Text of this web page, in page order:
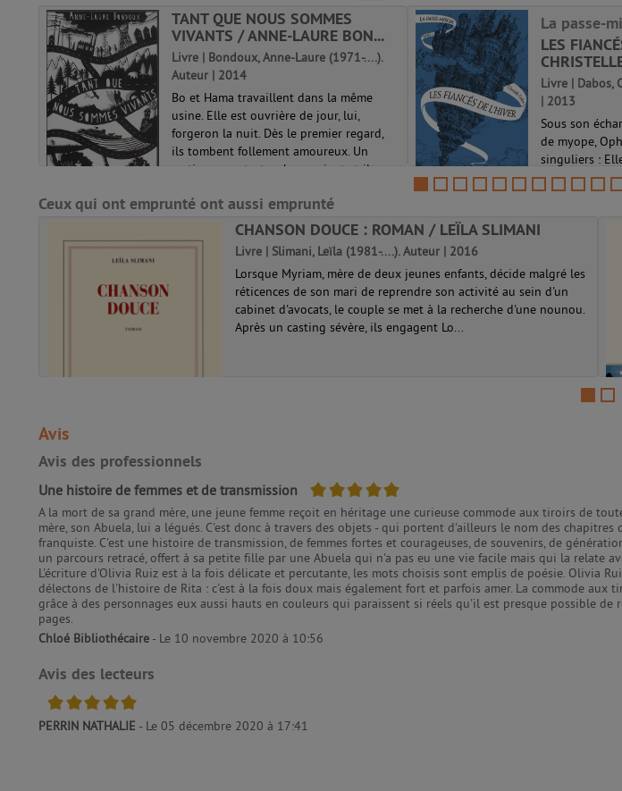
TANT QUE NOUS SOMMES
VIVANTS / ANNE-LAURE BON...
Livre | Bondoux, Anne-Laure (1971-....).
Auteur | 2014
Bo et Hama travaillent dans la même
usine. Elle est ouvrière de jour, lui,
forgeron la nuit. Dès le premier regard,
ils tombent follement amoureux. Un
matin, une catastrophe survient et ils
Commence...
La passe-
LES
Livre | Dabos,
| 2013
Sous son
de myope,
singuliers :
objets et
paisiblement
Ceux qui ont emprunté ont aussi emprunté
CHANSON DOUCE : ROMAN / LEÏLA SLIMANI
Livre | Slimani, Leïla (1981-....). Auteur | 2016
Lorsque Myriam, mère de deux jeunes enfants, décide malgré les
réticences de son mari de reprendre son activité au sein d'un
cabinet d'avocats, le couple se met à la recherche d'une nounou.
Après un casting sévère, ils engagent Lo...
Avis
Avis des professionnels
Une histoire de femmes et de transmission 5/5
A la mort de sa grand mère, une jeune femme reçoit en héritage une curieuse commode aux tiroirs de
mère, son Abuela, lui a légués. C'est donc à travers des objets - qui portent d'ailleurs le nom des
franquiste. C'est une histoire de transmission, de femmes fortes et courageuses, de souvenirs, de
un parcours retracé, offert à sa petite fille par une Abuela qui n'a pas eu une vie facile mais qui la relate
L'écriture d'Olivia Ruiz est à la fois délicate et percutante, les mots choisis sont emplis de poésie. Olivia
délectons de l'histoire de Rita : c'est à la fois doux mais également fort et parfois amer. La commode
grâce à des personnages eux aussi hauts en couleurs qui paraissent si réels qu'il est presque possible
pages.
Chloé Bibliothécaire - Le 10 novembre 2020 à 10:56
Avis des lecteurs
5/5
PERRIN NATHALIE - Le 05 décembre 2020 à 17:41